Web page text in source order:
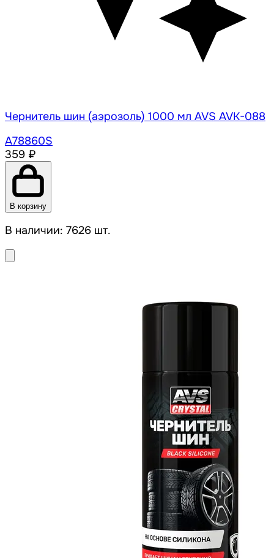
Чернитель шин (аэрозоль) 1000 мл AVS AVK-088
A78860S
359 ₽
В корзину
В наличии: 7626 шт.